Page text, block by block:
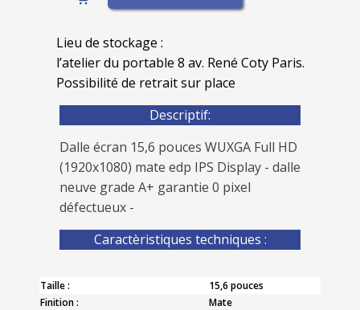
Lieu de stockage :
l’atelier du portable 8 av. René Coty Paris.
Possibilité de retrait sur place
Descriptif:
Dalle écran 15,6 pouces WUXGA Full HD
(1920x1080) mate edp IPS Display - dalle
neuve grade A+ garantie 0 pixel
défectueux -
Caractèristiques techniques :
Taille :
15,6 pouces
Finition :
Mate